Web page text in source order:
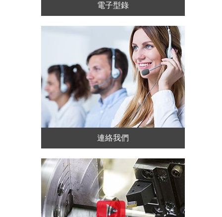
電子型錄
連絡我們